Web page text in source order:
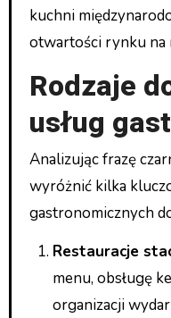
kuchni
otwartości rynku na
Rodzaje
usług
Analizując frazę
wyróżnić kilka
gastronomicznych
Restauracje
menu, obsługę
organizacji